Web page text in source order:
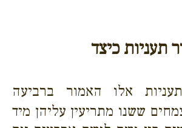
תעניות כיצד
אלו האמור ברביעה
ששנו מתריעין עליהן מיד